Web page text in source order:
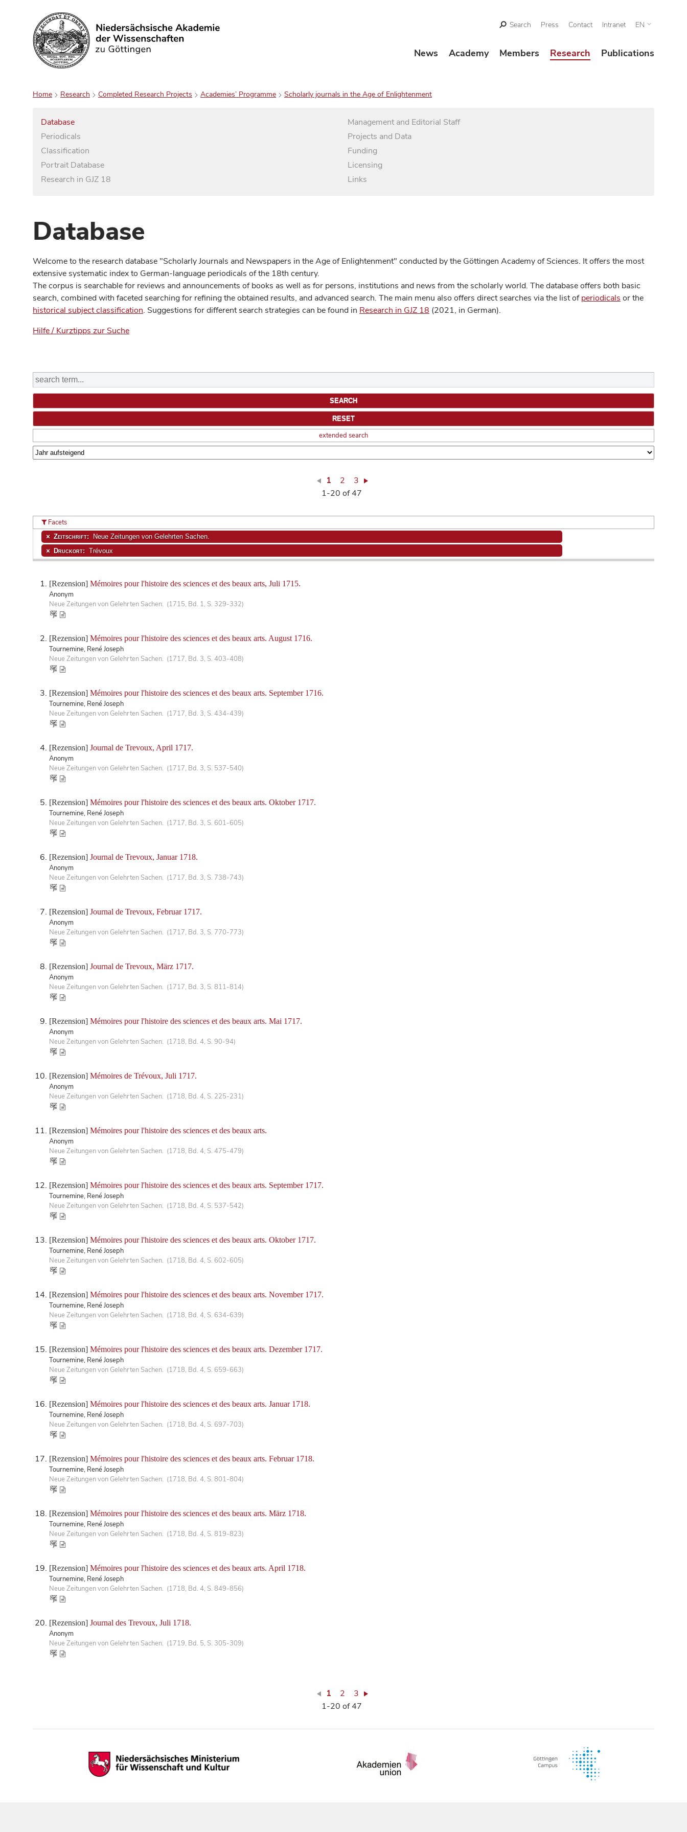
Search
Search Press Contact Intranet EN
News Academy Members Research Publications
Home Research Completed Research Projects Academies’ Programme Scholarly journals in the Age of Enlightenment
Database
Periodicals
Classification
Portrait Database
Research in GJZ 18
Management and Editorial Staff
Projects and Data
Funding
Licensing
Links
Database
Welcome to the research database "Scholarly Journals and Newspapers in the Age of Enlightenment" conducted by the Göttingen Academy of Sciences. It offers the most
extensive systematic index to German-language periodicals of the 18th century.
The corpus is searchable for reviews and announcements of books as well as for persons, institutions and news from the scholarly world. The database offers both basic
search, combined with faceted searching for refining the obtained results, and advanced search. The main menu also offers direct searches via the list ofperiodicals or the
historical subject classification. Suggestions for different search strategies can be found in Research in GJZ 18 (2021, in German).
Hilfe / Kurztipps zur Suche
extended search
1 2
3
1-20 of 47
[Rezension] Mémoires pour l'histoire des sciences et des beaux arts, Juli 1715.
Anonym
Neue Zeitungen von Gelehrten Sachen. (1715, Bd. 1, S. 329-332)
[Rezension] Mémoires pour l'histoire des sciences et des beaux arts. August 1716.
Tournemine, René Joseph
Neue Zeitungen von Gelehrten Sachen. (1717, Bd. 3, S. 403-408)
[Rezension] Mémoires pour l'histoire des sciences et des beaux arts. September 1716.
Tournemine, René Joseph
Neue Zeitungen von Gelehrten Sachen. (1717, Bd. 3, S. 434-439)
[Rezension] Journal de Trevoux, April 1717.
Anonym
Neue Zeitungen von Gelehrten Sachen. (1717, Bd. 3, S. 537-540)
[Rezension] Mémoires pour l'histoire des sciences et des beaux arts. Oktober 1717.
Tournemine, René Joseph
Neue Zeitungen von Gelehrten Sachen. (1717, Bd. 3, S. 601-605)
[Rezension] Journal de Trevoux, Januar 1718.
Anonym
Neue Zeitungen von Gelehrten Sachen. (1717, Bd. 3, S. 738-743)
[Rezension] Journal de Trevoux, Februar 1717.
Anonym
Neue Zeitungen von Gelehrten Sachen. (1717, Bd. 3, S. 770-773)
[Rezension] Journal de Trevoux, März 1717.
Anonym
Neue Zeitungen von Gelehrten Sachen. (1717, Bd. 3, S. 811-814)
[Rezension] Mémoires pour l'histoire des sciences et des beaux arts. Mai 1717.
Anonym
Neue Zeitungen von Gelehrten Sachen. (1718, Bd. 4, S. 90-94)
[Rezension] Mémoires de Trévoux, Juli 1717.
Anonym
Neue Zeitungen von Gelehrten Sachen. (1718, Bd. 4, S. 225-231)
[Rezension] Mémoires pour l'histoire des sciences et des beaux arts.
Anonym
Neue Zeitungen von Gelehrten Sachen. (1718, Bd. 4, S. 475-479)
[Rezension] Mémoires pour l'histoire des sciences et des beaux arts. September 1717.
Tournemine, René Joseph
Neue Zeitungen von Gelehrten Sachen. (1718, Bd. 4, S. 537-542)
[Rezension] Mémoires pour l'histoire des sciences et des beaux arts. Oktober 1717.
Tournemine, René Joseph
Neue Zeitungen von Gelehrten Sachen. (1718, Bd. 4, S. 602-605)
[Rezension] Mémoires pour l'histoire des sciences et des beaux arts. November 1717.
Tournemine, René Joseph
Neue Zeitungen von Gelehrten Sachen. (1718, Bd. 4, S. 634-639)
[Rezension] Mémoires pour l'histoire des sciences et des beaux arts. Dezember 1717.
Tournemine, René Joseph
Neue Zeitungen von Gelehrten Sachen. (1718, Bd. 4, S. 659-663)
[Rezension] Mémoires pour l'histoire des sciences et des beaux arts. Januar 1718.
Tournemine, René Joseph
Neue Zeitungen von Gelehrten Sachen. (1718, Bd. 4, S. 697-703)
[Rezension] Mémoires pour l'histoire des sciences et des beaux arts. Februar 1718.
Tournemine, René Joseph
Neue Zeitungen von Gelehrten Sachen. (1718, Bd. 4, S. 801-804)
[Rezension] Mémoires pour l'histoire des sciences et des beaux arts. März 1718.
Tournemine, René Joseph
Neue Zeitungen von Gelehrten Sachen. (1718, Bd. 4, S. 819-823)
[Rezension] Mémoires pour l'histoire des sciences et des beaux arts. April 1718.
Tournemine, René Joseph
Neue Zeitungen von Gelehrten Sachen. (1718, Bd. 4, S. 849-856)
[Rezension] Journal des Trevoux, Juli 1718.
Anonym
Neue Zeitungen von Gelehrten Sachen. (1719, Bd. 5, S. 305-309)
Facets
Zeitschrift: Neue Zeitungen von Gelehrten Sachen.
Druckort: Trévoux
1 2
3
1-20 of 47